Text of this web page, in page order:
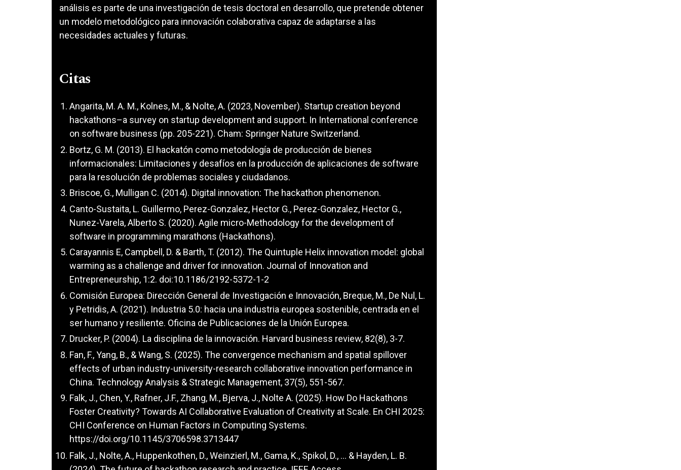
análisis es parte de una investigación de tesis doctoral en desarrollo, que pretende obtener
un modelo metodológico para innovación colaborativa capaz de adaptarse a las
necesidades actuales y futuras.
Citas
Angarita, M. A. M., Kolnes, M., & Nolte, A. (2023, November). Startup creation beyond
hackathons–a survey on startup development and support. In International conference
on software business (pp. 205-221). Cham: Springer Nature Switzerland.
Bortz, G. M. (2013). El hackatón como metodología de producción de bienes
informacionales: Limitaciones y desafíos en la producción de aplicaciones de software
para la resolución de problemas sociales y ciudadanos.
Briscoe, G., Mulligan C. (2014). Digital innovation: The hackathon phenomenon.
Canto-Sustaita, L. Guillermo, Perez-Gonzalez, Hector G., Perez-Gonzalez, Hector G.,
Nunez-Varela, Alberto S. (2020). Agile micro-Methodology for the development of
software in programming marathons (Hackathons).
Carayannis E, Campbell, D. & Barth, T. (2012). The Quintuple Helix innovation model: global
warming as a challenge and driver for innovation. Journal of Innovation and
Entrepreneurship, 1:2. doi:10.1186/2192-5372-1-2
Comisión Europea: Dirección General de Investigación e Innovación, Breque, M., De Nul, L.
y Petridis, A. (2021). Industria 5.0: hacia una industria europea sostenible, centrada en el
ser humano y resiliente. Oficina de Publicaciones de la Unión Europea.
Drucker, P. (2004). La disciplina de la innovación. Harvard business review, 82(8), 3-7.
Fan, F., Yang, B., & Wang, S. (2025). The convergence mechanism and spatial spillover
effects of urban industry-university-research collaborative innovation performance in
China. Technology Analysis & Strategic Management, 37(5), 551-567.
Falk, J., Chen, Y., Rafner, J.F., Zhang, M., Bjerva, J., Nolte A. (2025). How Do Hackathons
Foster Creativity? Towards AI Collaborative Evaluation of Creativity at Scale. En CHI 2025:
CHI Conference on Human Factors in Computing Systems.
https://doi.org/10.1145/3706598.3713447
Falk, J., Nolte, A., Huppenkothen, D., Weinzierl, M., Gama, K., Spikol, D., ... & Hayden, L. B.